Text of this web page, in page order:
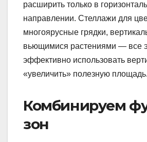
расширить только в
направлении. Стеллажи для
многоярусные грядки,
вьющимися растениями — все
эффективно использовать
«увеличить» полезную площадь.
Комбинируем
зон